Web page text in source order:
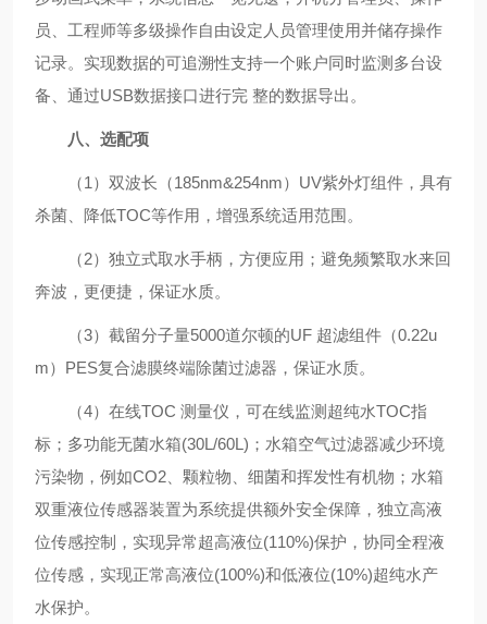
员、工程师等多级操作自由设定人员管理使用并储存操作
记录。实现数据的可追溯性支持一个账户同时监测多台设
备、通过USB数据接口进行完 整的数据导出。
八、选配项
（1）双波长（185nm&254nm）UV紫外灯组件，具有
杀菌、降低TOC等作用，增强系统适用范围。
（2）独立式取水手柄，方便应用；避免频繁取水来回
奔波，更便捷，保证水质。
（3）截留分子量5000道尔顿的UF 超滤组件（0.22u
m）PES复合滤膜终端除菌过滤器，保证水质。
（4）在线TOC 测量仪，可在线监测超纯水TOC指
标；多功能无菌水箱(30L/60L)；水箱空气过滤器减少环境
污染物，例如CO2、颗粒物、细菌和挥发性有机物；水箱
双重液位传感器装置为系统提供额外安全保障，独立高液
位传感控制，实现异常超高液位(110%)保护，协同全程液
位传感，实现正常高液位(100%)和低液位(10%)超纯水产
水保护。